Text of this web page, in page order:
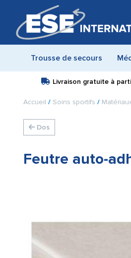
Trousse de secours
Livraison gratuite à
Accueil / Soins sportifs /
Dos
Feutre auto-